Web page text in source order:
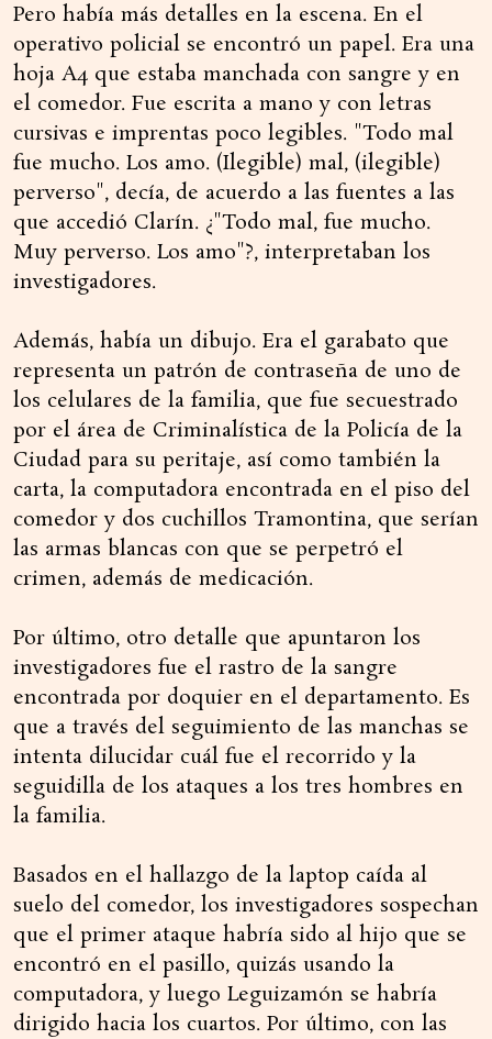
Pero había más detalles en la escena. En el
operativo policial se encontró un papel. Era una
hoja A4 que estaba manchada con sangre y en
el comedor. Fue escrita a mano y con letras
cursivas e imprentas poco legibles. "Todo mal
fue mucho. Los amo. (Ilegible) mal, (ilegible)
perverso", decía, de acuerdo a las fuentes a las
que accedió Clarín. ¿"Todo mal, fue mucho.
Muy perverso. Los amo"?, interpretaban los
investigadores.
Además, había un dibujo. Era el garabato que
representa un patrón de contraseña de uno de
los celulares de la familia, que fue secuestrado
por el área de Criminalística de la Policía de la
Ciudad para su peritaje, así como también la
carta, la computadora encontrada en el piso del
comedor y dos cuchillos Tramontina, que serían
las armas blancas con que se perpetró el
crimen, además de medicación.
Por último, otro detalle que apuntaron los
investigadores fue el rastro de la sangre
encontrada por doquier en el departamento. Es
que a través del seguimiento de las manchas se
intenta dilucidar cuál fue el recorrido y la
seguidilla de los ataques a los tres hombres en
la familia.
Basados en el hallazgo de la laptop caída al
suelo del comedor, los investigadores sospechan
que el primer ataque habría sido al hijo que se
encontró en el pasillo, quizás usando la
computadora, y luego Leguizamón se habría
dirigido hacia los cuartos. Por último, con las